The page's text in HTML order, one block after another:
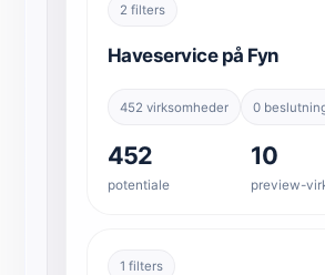
2 filters
Haveservice på Fyn
452 virksomheder 0
452
potentiale
10
preview-
1 filters